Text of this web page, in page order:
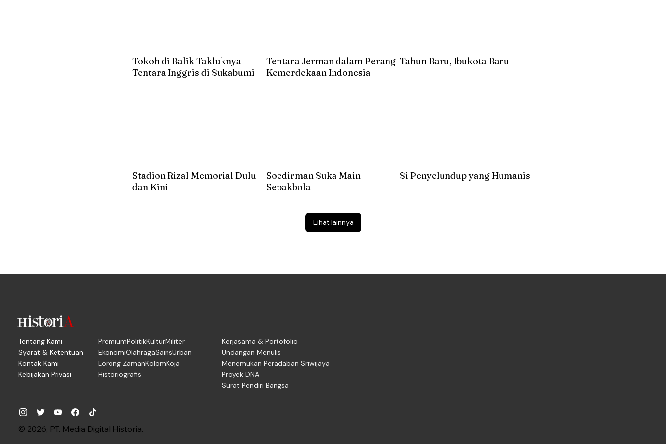
Lihat lainnya
Tokoh di Balik Takluknya
Tentara Inggris di Sukabumi
Tentara Jerman dalam Perang
Kemerdekaan Indonesia
Tahun Baru, Ibukota Baru
Stadion Rizal Memorial Dulu
dan Kini
Soedirman Suka Main
Sepakbola
Si Penyelundup yang Humanis
Tentang Kami
Syarat & Ketentuan
Kontak Kami
Kebijakan Privasi
PremiumPolitikKulturMiliter
EkonomiOlahragaSainsUrban
Lorong ZamanKolomKoja
Historiografis
Kerjasama & Portofolio
Undangan Menulis
Menemukan Peradaban Sriwijaya
Proyek DNA
Surat Pendiri Bangsa
© 2026, PT. Media Digital Historia.